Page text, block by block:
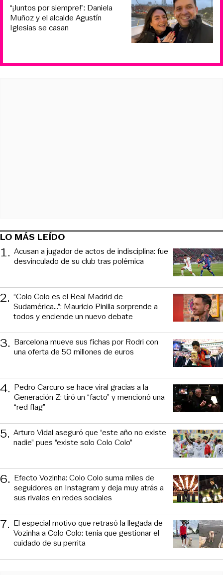
“¡Juntos por siempre!”: Daniela
Muñoz y el alcalde Agustín
Iglesias se casan
LO MÁS LEÍDO
1. Acusan a jugador de actos de indisciplina: fue
desvinculado de su club tras polémica
2. “Colo Colo es el Real Madrid de
Sudamérica…”: Mauricio Pinilla sorprende a
todos y enciende un nuevo debate
3. Barcelona mueve sus fichas por Rodri con
una oferta de 50 millones de euros
4. Pedro Carcuro se hace viral gracias a la
Generación Z: tiró un “facto” y mencionó una
“red flag”
5. Arturo Vidal aseguró que “este año no existe
nadie” pues “existe solo Colo Colo”
6. Efecto Vozinha: Colo Colo suma miles de
seguidores en Instagram y deja muy atrás a
sus rivales en redes sociales
7. El especial motivo que retrasó la llegada de
Vozinha a Colo Colo: tenía que gestionar el
cuidado de su perrita